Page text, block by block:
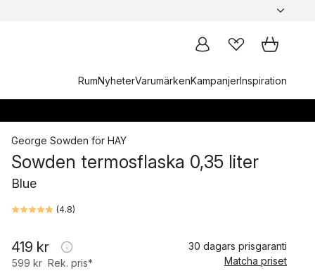
RumNyheterVarumärkenKampanjerInspiration
George Sowden för HAY
Sowden termosflaska 0,35 liter
Blue
(4.8)
419 kr
599 kr Rek. pris*
30 dagars prisgaranti
Matcha priset